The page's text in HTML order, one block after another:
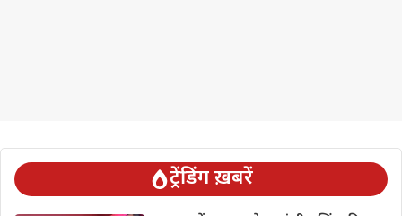
ट्रेंडिंग ख़बरें